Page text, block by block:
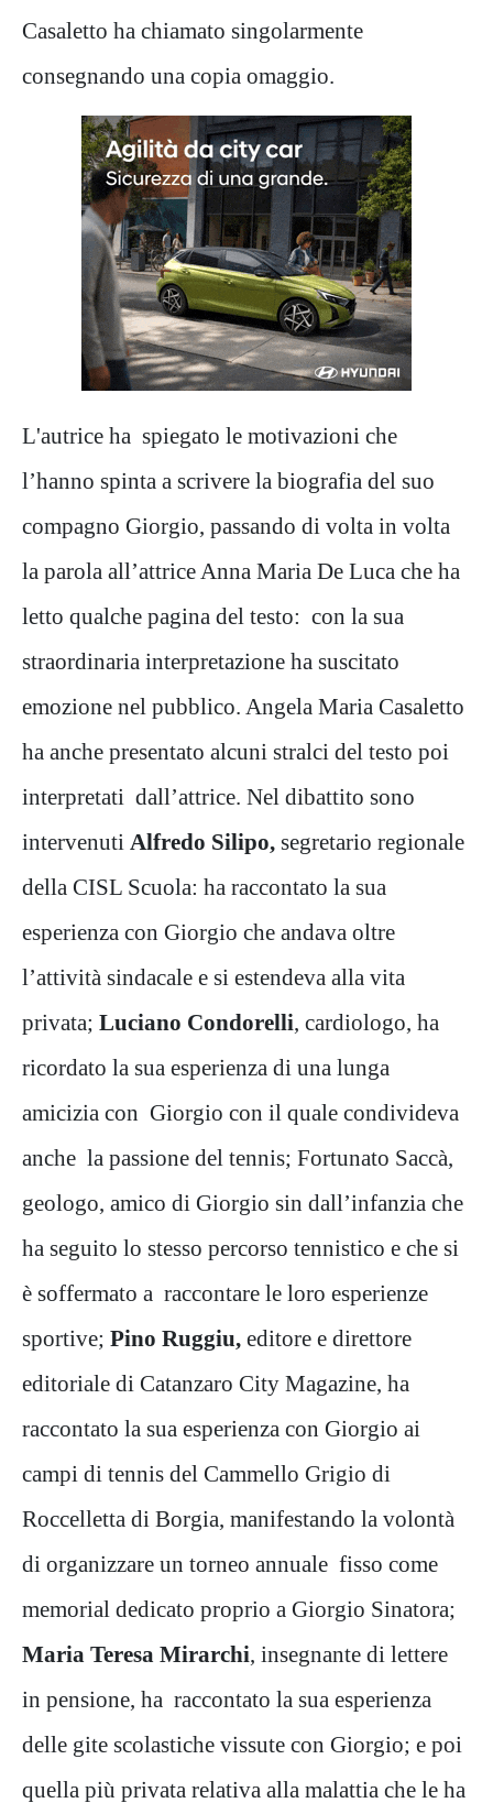
Casaletto ha chiamato singolarmente
consegnando una copia omaggio.
L'autrice ha spiegato le motivazioni che
l’hanno spinta a scrivere la biografia del suo
compagno Giorgio, passando di volta in volta
la parola all’attrice Anna Maria De Luca che ha
letto qualche pagina del testo: con la sua
straordinaria interpretazione ha suscitato
emozione nel pubblico. Angela Maria Casaletto
ha anche presentato alcuni stralci del testo poi
interpretati dall’attrice. Nel dibattito sono
intervenuti Alfredo Silipo, segretario regionale
della CISL Scuola: ha raccontato la sua
esperienza con Giorgio che andava oltre
l’attività sindacale e si estendeva alla vita
privata; Luciano Condorelli, cardiologo, ha
ricordato la sua esperienza di una lunga
amicizia con Giorgio con il quale condivideva
anche la passione del tennis; Fortunato Saccà,
geologo, amico di Giorgio sin dall’infanzia che
ha seguito lo stesso percorso tennistico e che si
è soffermato a raccontare le loro esperienze
sportive; Pino Ruggiu, editore e direttore
editoriale di Catanzaro City Magazine, ha
raccontato la sua esperienza con Giorgio ai
campi di tennis del Cammello Grigio di
Roccelletta di Borgia, manifestando la volontà
di organizzare un torneo annuale fisso come
memorial dedicato proprio a Giorgio Sinatora;
Maria Teresa Mirarchi, insegnante di lettere
in pensione, ha raccontato la sua esperienza
delle gite scolastiche vissute con Giorgio; e poi
quella più privata relativa alla malattia che le ha